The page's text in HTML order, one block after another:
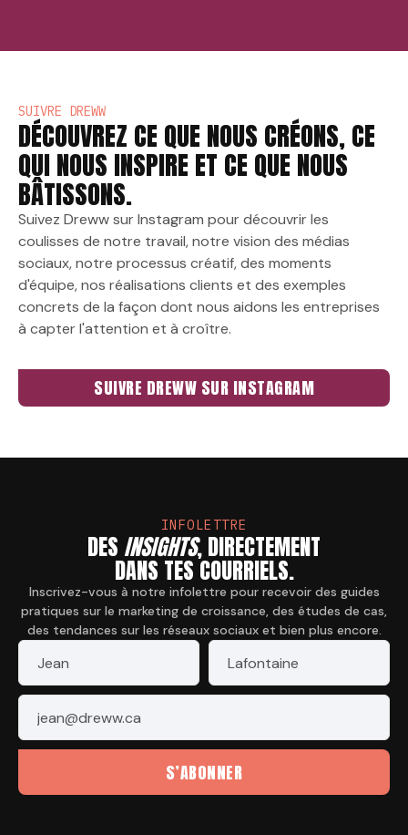
SUIVRE DREWW
DÉCOUVREZ CE QUE NOUS CRÉONS, CE
QUI NOUS INSPIRE ET CE QUE NOUS
BÂTISSONS.
Suivez Dreww sur Instagram pour découvrir les
coulisses de notre travail, notre vision des médias
sociaux, notre processus créatif, des moments
d'équipe, nos réalisations clients et des exemples
concrets de la façon dont nous aidons les entreprises
à capter l'attention et à croître.
SUIVRE DREWW SUR INSTAGRAM
INFOLETTRE
DESINSIGHTS, DIRECTEMENT
DANS TES COURRIELS.
Inscrivez-vous à notre infolettre pour recevoir des guides
pratiques sur le marketing de croissance, des études de cas,
des tendances sur les réseaux sociaux et bien plus encore.
Prénom Nom
Courriel
S’ABONNER